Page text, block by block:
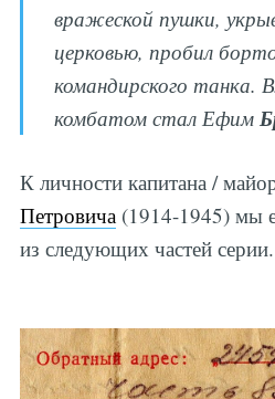
вражеской пушки,
церковью, пробил
командирского танка.
комбатом стал Ефим
К личности капитана /
Петровича(1914-1945) мы
из следующих частей серии.